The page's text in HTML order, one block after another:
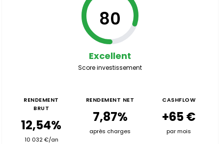
80
Excellent
Score investissement
RENDEMENT
BRUT
12,54%
10 032 €/an
RENDEMENT NET
7,87%
après charges
CASHFLOW
+65 €
par mois